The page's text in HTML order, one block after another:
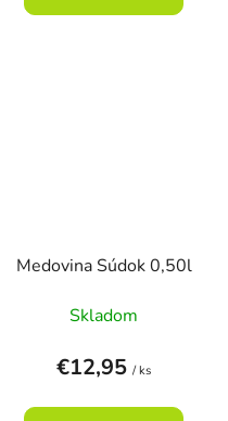
Medovina Súdok 0,50l
Skladom
€12,95 / ks